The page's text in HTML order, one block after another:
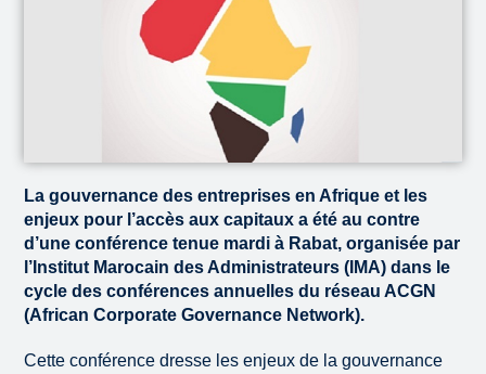
La gouvernance des entreprises en Afrique et les
enjeux pour l’accès aux capitaux a été au contre
d’une conférence tenue mardi à Rabat, organisée par
l’Institut Marocain des Administrateurs (IMA) dans le
cycle des conférences annuelles du réseau ACGN
(African Corporate Governance Network).
Cette conférence dresse les enjeux de la gouvernance